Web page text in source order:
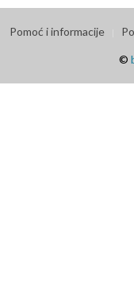
Pomoć i informacije
©